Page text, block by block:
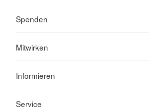
Spenden
Mitwirken
Informieren
Service